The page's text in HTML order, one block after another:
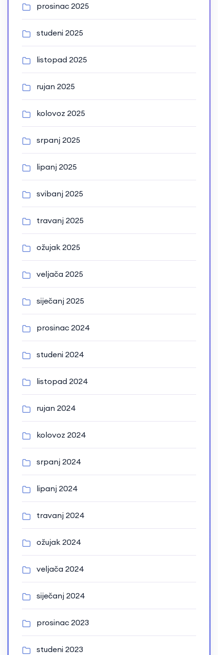
prosinac 2025
studeni 2025
listopad 2025
rujan 2025
kolovoz 2025
srpanj 2025
lipanj 2025
svibanj 2025
travanj 2025
ožujak 2025
veljača 2025
siječanj 2025
prosinac 2024
studeni 2024
listopad 2024
rujan 2024
kolovoz 2024
srpanj 2024
lipanj 2024
travanj 2024
ožujak 2024
veljača 2024
siječanj 2024
prosinac 2023
studeni 2023